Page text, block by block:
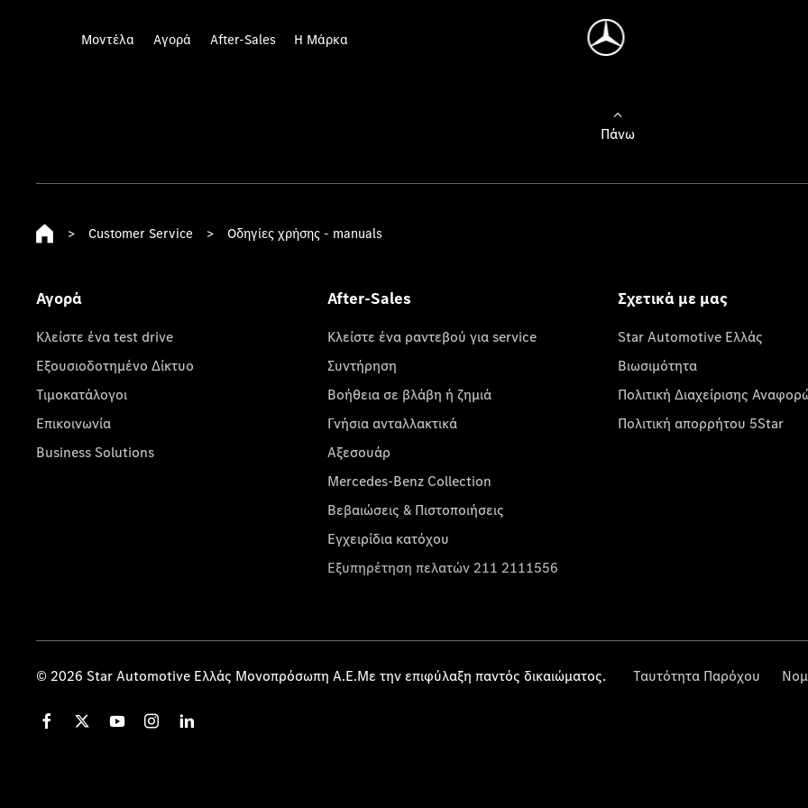
Μοντέλα Αγορά After-Sales Η Μάρκα
Πάνω
> Customer Service > Οδηγίες χρήσης - manuals
Αγορά
Κλείστε ένα test drive
Εξουσιοδοτημένο Δίκτυο
Τιμοκατάλογοι
Επικοινωνία
Business Solutions
After-Sales
Κλείστε ένα ραντεβού για service
Συντήρηση
Βοήθεια σε βλάβη ή ζημιά
Γνήσια ανταλλακτικά
Αξεσουάρ
Mercedes-Benz Collection
Βεβαιώσεις & Πιστοποιήσεις
Εγχειρίδια κατόχου
Εξυπηρέτηση πελατών 211 2111556
Σχετικά με μας
Star Automotive Ελλάς
Βιωσιμότητα
Πολιτική Διαχείρισης
Πολιτική απορρήτου 5Star
© 2026 Star Automotive Ελλάς Μονοπρόσωπη Α.Ε.Με την επιφύλαξη παντός δικαιώματος. Ταυτότητα Παρόχου